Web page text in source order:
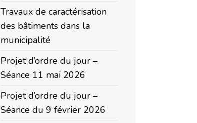
Travaux de caractérisation
des bâtiments dans la
municipalité
Projet d’ordre du jour –
Séance 11 mai 2026
Projet d’ordre du jour –
Séance du 9 février 2026